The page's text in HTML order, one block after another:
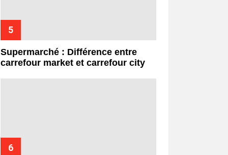
Supermarché : Différence entre
carrefour market et carrefour city